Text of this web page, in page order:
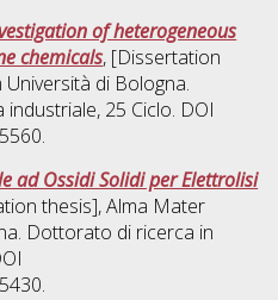
of heterogeneous
chemicals, [Dissertation
di Bologna.
industriale, 25 Ciclo. DOI
ad Ossidi Solidi per Elettrolisi
thesis], Alma Mater
Dottorato di ricerca in